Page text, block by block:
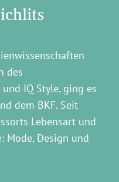
des
IQ Style, ging es
dem BKF. Seit
Lebensart und
Mode, Design und